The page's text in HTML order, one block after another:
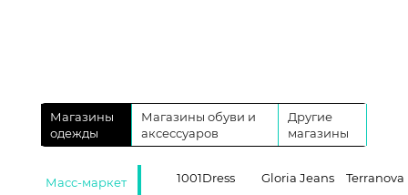
Магазины
одежды
Магазины обуви и
аксессуаров
Другие
магазины
Масс-маркет
1001Dress
Gloria Jeans
Terranova